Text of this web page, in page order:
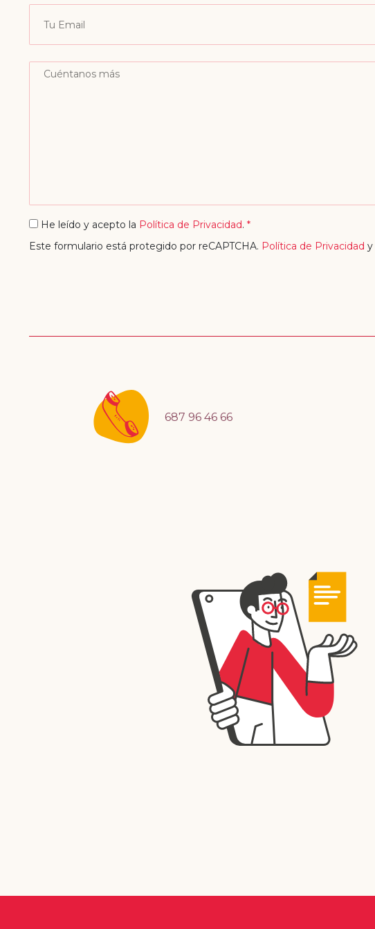
He leído y acepto la Política de Privacidad. *
Este formulario está protegido por reCAPTCHA. Política de Privacidad y
687 96 46 66